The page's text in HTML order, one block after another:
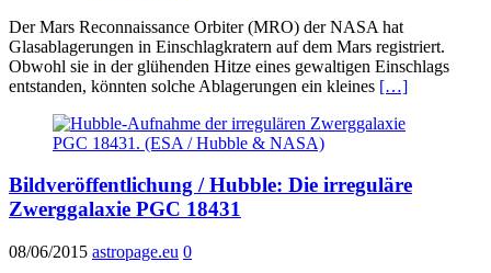
Der Mars Reconnaissance Orbiter (MRO) der NASA hat
Glasablagerungen in Einschlagkratern auf dem Mars registriert.
Obwohl sie in der glühenden Hitze eines gewaltigen Einschlags
entstanden, könnten solche Ablagerungen ein kleines […]
Bildveröffentlichung / Hubble: Die irreguläre
Zwerggalaxie PGC 18431
08/06/2015 astropage.eu 0